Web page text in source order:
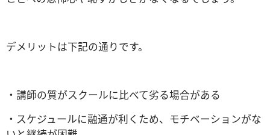
デメリットは下記の通りです。
・講師の質がスクールに比べて劣る場合がある
・スケジュールに融通が利くため、モチベーションがな